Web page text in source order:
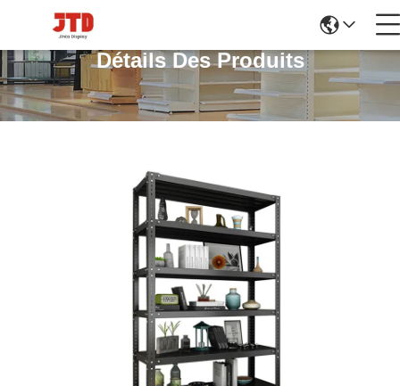
Détails Des Produits